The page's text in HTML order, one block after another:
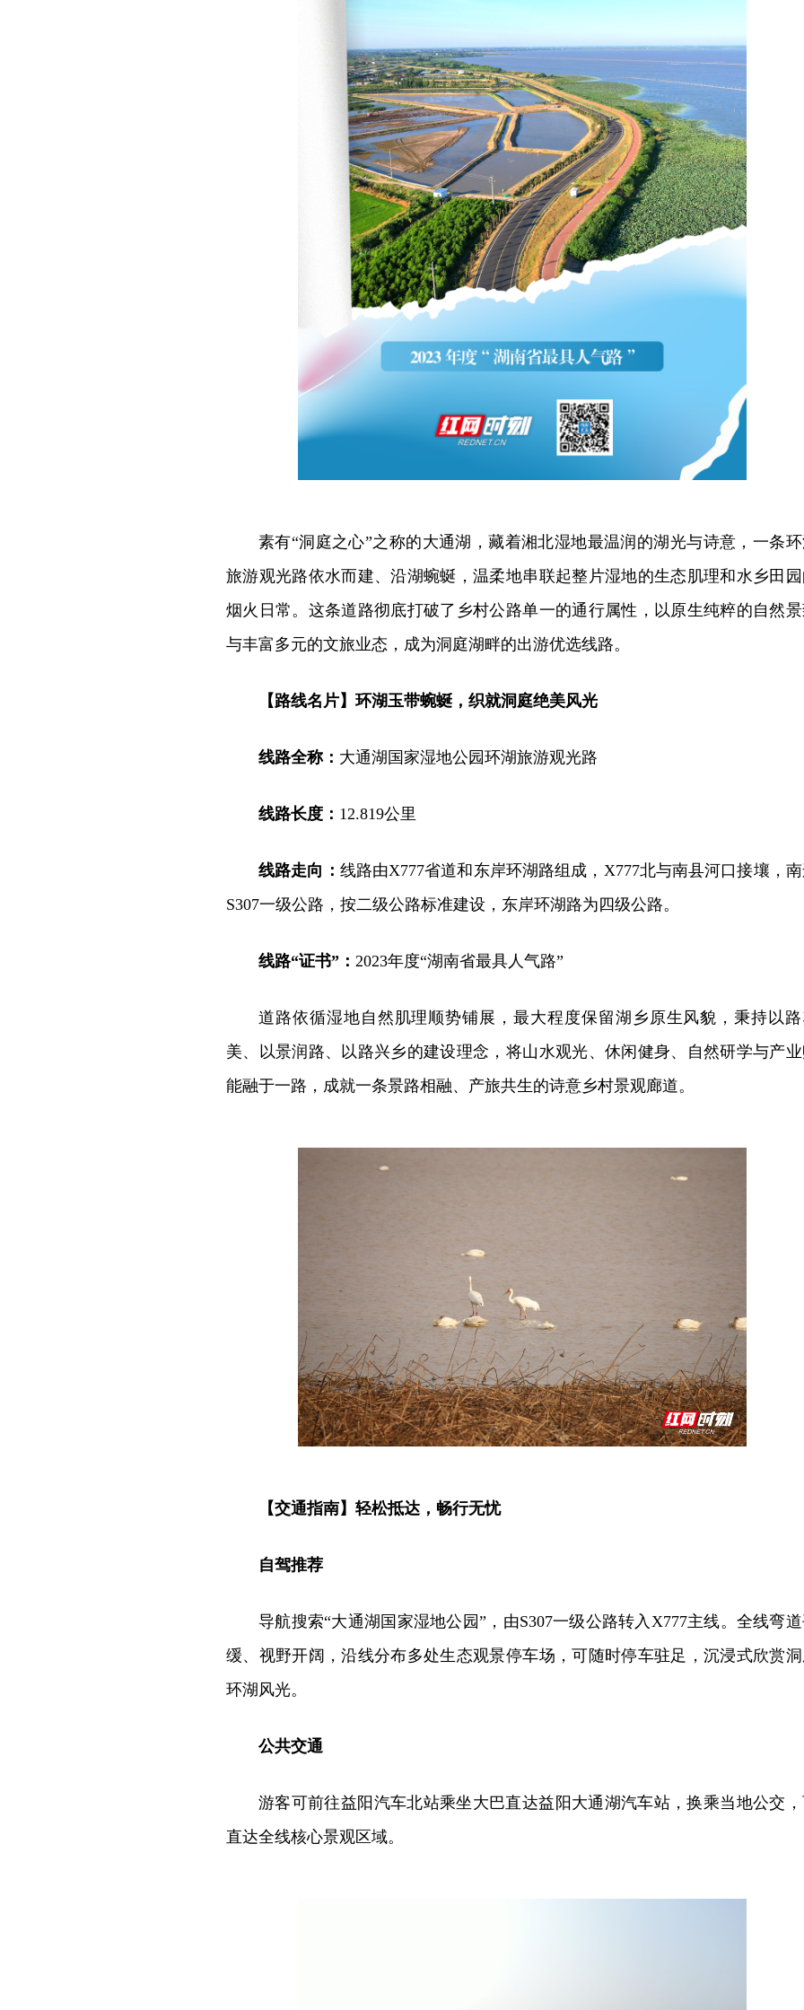
素有“洞庭之心”之称的大通湖，藏着湘北湿地最温润的湖光与诗意，一条
旅游观光路依水而建、沿湖蜿蜒，温柔地串联起整片湿地的生态肌理和水乡田
烟火日常。这条道路彻底打破了乡村公路单一的通行属性，以原生纯粹的自然
与丰富多元的文旅业态，成为洞庭湖畔的出游优选线路。
【路线名片】环湖玉带蜿蜒，织就洞庭绝美风光
线路全称： 大通湖国家湿地公园环湖旅游观光路
线路长度： 12.819公里
线路走向： 线路由X777省道和东岸环湖路组成，X777北与南县河口接壤，
S307一级公路，按二级公路标准建设，东岸环湖路为四级公路。
线路“证书”： 2023年度“湖南省最具人气路”
道路依循湿地自然肌理顺势铺展，最大程度保留湖乡原生风貌，秉持以路
美、以景润路、以路兴乡的建设理念，将山水观光、休闲健身、自然研学与产
能融于一路，成就一条景路相融、产旅共生的诗意乡村景观廊道。
【交通指南】轻松抵达，畅行无忧
自驾推荐
导航搜索“大通湖国家湿地公园”，由S307一级公路转入X777主线。全线弯
缓、视野开阔，沿线分布多处生态观景停车场，可随时停车驻足，沉浸式欣赏
环湖风光。
公共交通
游客可前往益阳汽车北站乘坐大巴直达益阳大通湖汽车站，换乘当地公交
直达全线核心景观区域。